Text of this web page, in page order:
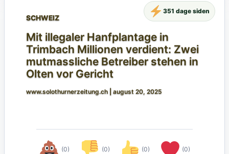
SCHWEIZ
Mit illegaler Hanfplantage in
Trimbach Millionen verdient: Zwei
mutmassliche Betreiber stehen in
Olten vor Gericht
www.solothurnerzeitung.ch august 20, 2025
(0) (0) (0) (0)
351 dage siden